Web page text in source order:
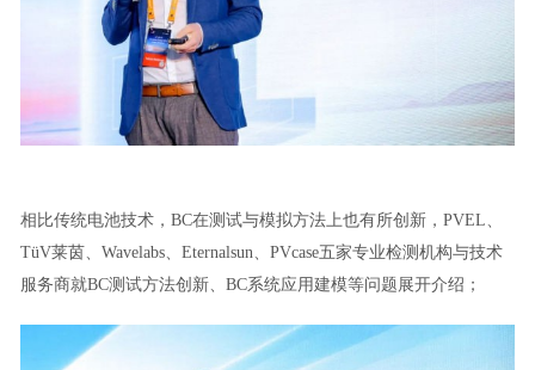
相比传统电池技术，BC在测试与模拟方法上也有所创新，PVEL、
TüV莱茵、Wavelabs、Eternalsun、PVcase五家专业检测机构与技术
服务商就BC测试方法创新、BC系统应用建模等问题展开介绍；